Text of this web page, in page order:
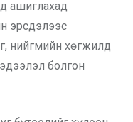
ашиглахад
эрсдэлээс
нийгмийн хөгжилд
болгон